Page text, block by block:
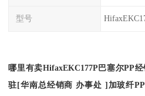
型号
哪里有卖HifaxEKC177P 巴塞尔PP
驻[华南总经销商 办事处 ]加玻纤